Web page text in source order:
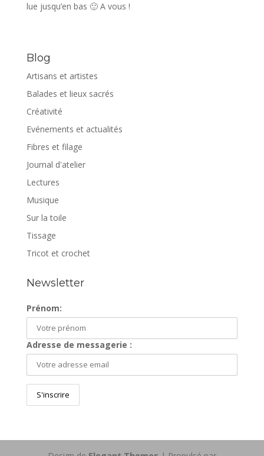
lue jusqu’en bas 🙂 A vous !
Blog
Artisans et artistes
Balades et lieux sacrés
Créativité
Evénements et actualités
Fibres et filage
Journal d'atelier
Lectures
Musique
Sur la toile
Tissage
Tricot et crochet
Newsletter
Prénom:
Adresse de messagerie :